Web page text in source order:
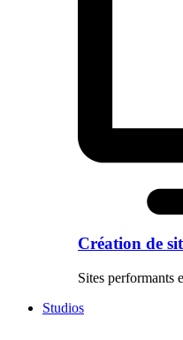
Création de
Sites performants
Studios